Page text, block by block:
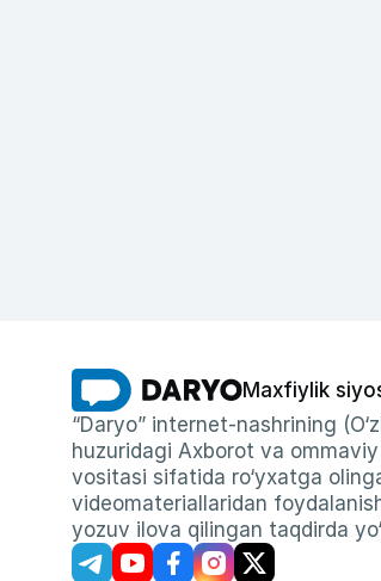
Maxfiylik
“Daryo” internet-nashrining
huzuridagi Axborot va
vositasi sifatida ro‘yxatga
videomateriallaridan
yozuv ilova qilingan taqdirda